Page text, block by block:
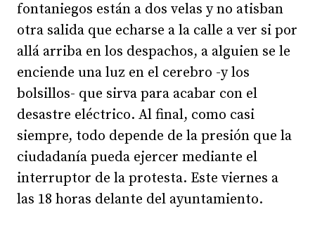
fontaniegos están a dos velas y no atisban
otra salida que echarse a la calle a ver si por
allá arriba en los despachos, a alguien se le
enciende una luz en el cerebro -y los
bolsillos- que sirva para acabar con el
desastre eléctrico. Al final, como casi
siempre, todo depende de la presión que la
ciudadanía pueda ejercer mediante el
interruptor de la protesta. Este viernes a
las 18 horas delante del ayuntamiento.